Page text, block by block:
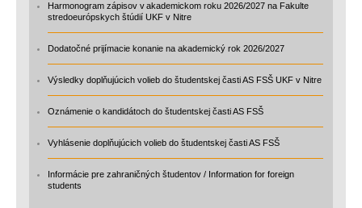
Harmonogram zápisov v akademickom roku 2026/2027 na Fakulte
stredoeurópskych štúdií UKF v Nitre
Dodatočné prijímacie konanie na akademický rok 2026/2027
Výsledky doplňujúcich volieb do študentskej časti AS FSŠ UKF v Nitre
Oznámenie o kandidátoch do študentskej časti AS FSŠ
Vyhlásenie doplňujúcich volieb do študentskej časti AS FSŠ
Informácie pre zahraničných študentov / Information for foreign
students